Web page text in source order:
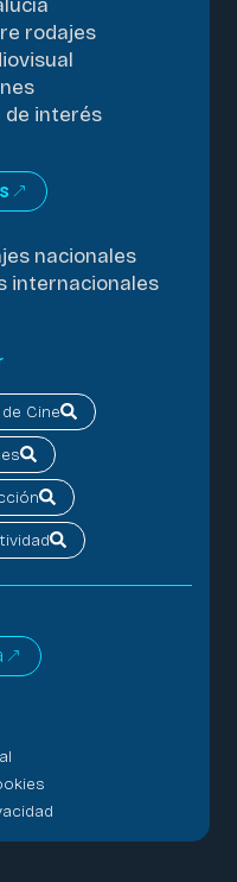
rodajes
de interés
nacionales
internacionales
Cine